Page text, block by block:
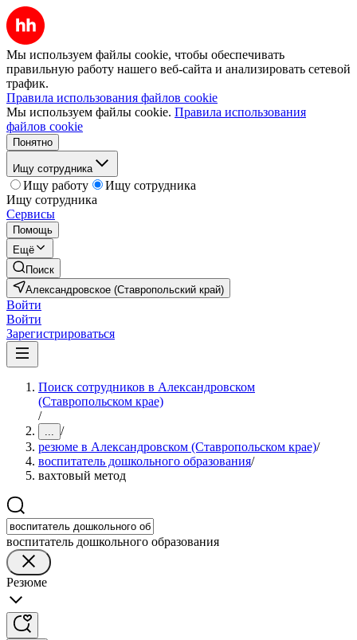
Мы используем файлы cookie, чтобы обеспечивать
правильную работу нашего веб-сайта и анализировать сетевой
трафик.
Правила использования файлов cookie
Мы используем файлы cookie. Правила использования
файлов cookie
Понятно
Ищу сотрудника
Ищу работу
Ищу сотрудника
Ищу сотрудника
Сервисы
Помощь
Ещё
Поиск
Александровское (Ставропольский край)
Войти
Войти
Зарегистрироваться
Поиск сотрудников в Александровском
(Ставропольском крае)
/
... /
резюме в Александровском (Ставропольском крае)/
воспитатель дошкольного образования/
вахтовый метод
воспитатель дошкольного образования
Резюме